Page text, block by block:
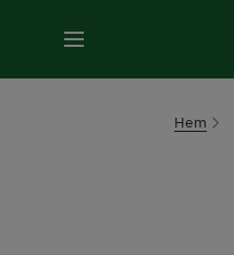
MENY
Hem